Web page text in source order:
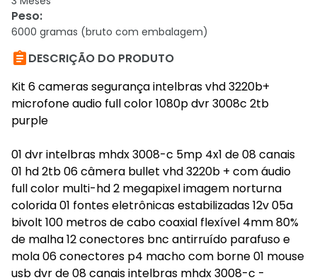
Peso:
6000 gramas (bruto com embalagem)
DESCRIÇÃO DO PRODUTO
Kit 6 cameras segurança intelbras vhd 3220b+
microfone audio full color 1080p dvr 3008c 2tb
purple
01 dvr intelbras mhdx 3008-c 5mp 4x1 de 08 canais
01 hd 2tb 06 câmera bullet vhd 3220b + com áudio
full color multi-hd 2 megapixel imagem norturna
colorida 01 fontes eletrônicas estabilizadas 12v 05a
bivolt 100 metros de cabo coaxial flexível 4mm 80%
de malha 12 conectores bnc antirruído parafuso e
mola 06 conectores p4 macho com borne 01 mouse
usb dvr de 08 canais intelbras mhdx 3008-c -